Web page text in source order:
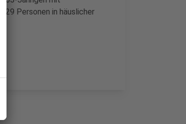
Personen in häuslicher